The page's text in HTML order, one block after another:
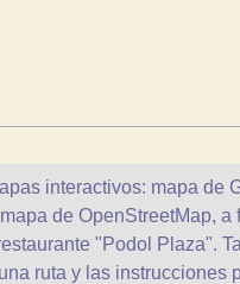
interactivos: mapa de
de OpenStreetMap, a
"Podol Plaza".
ruta y las instrucciones